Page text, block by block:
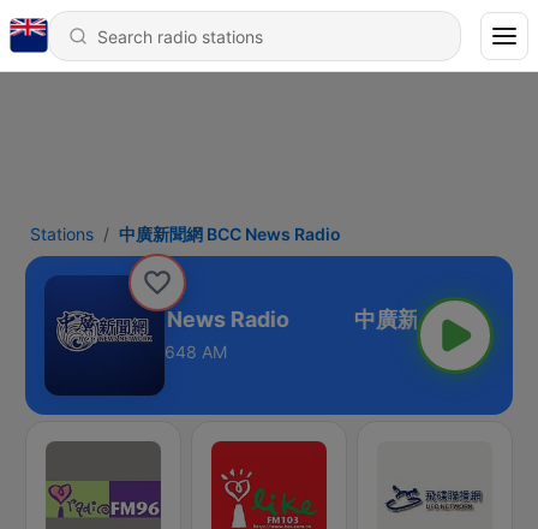
Stations 中廣新聞網 BCC News Radio
廣新聞網 BCC News Radio
648 AM